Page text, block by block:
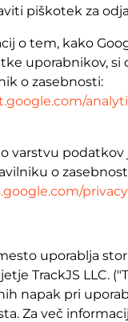
piškotek za
o tem, kako
uporabnikov, si
o zasebnosti:
varstvu podatkov
o
uporablja
TrackJS LLC.
napak pri
Za več